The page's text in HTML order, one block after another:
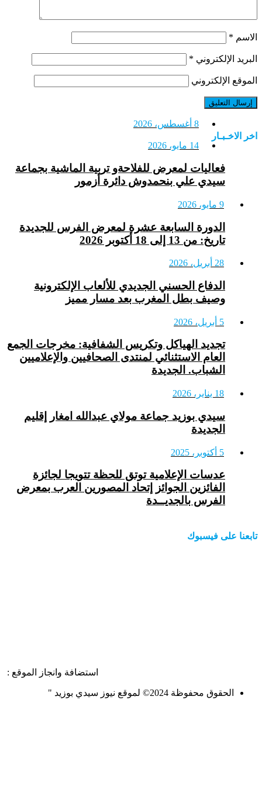
*
الإلكتروني *
الإلكتروني
الاخـبـار
14 مايو، 2026
فعاليات لمعرض للفلاحةو تربية الماشية بجماعة
سيدي علي بنحمدوش دائرة أزمور
الدورة السابعة عشرة لمعرض الفرس للجديدة
تاريخ: من 13 إلى 18 أكتوبر 2026
28 أبريل، 2026
الدفاع الحسني الجديدي للألعاب الإلكترونية
وصيف بطل المغرب بعد مسار مميز
تجديد الهياكل وتكريس الشفافية: مخرجات الجمع
العام الاستثنائي لمنتدى الصحافيين والإعلاميين
الشباب. الجديدة
18 يناير، 2026
سيدي بوزيد جماعة مولاي عبدالله امغار إقليم
الجديدة
عدسات الإعلامية توتق للحظة تتويجا لجائزة
الفائزين الجوائز إتحاد المصورين العرب بمعرض
الفرس بالجديــدة
على فيسبوك
استضافة وانجاز الموقع :
الحقوق محفوظة 2024© لموقع نيوز سيدي بوزيد "